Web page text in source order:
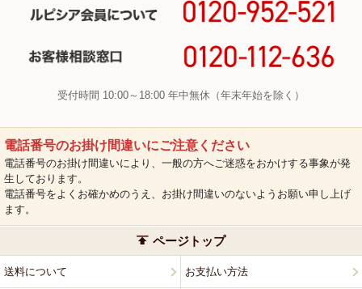
受付時間 10:00～18:00 年中無休（年末年始を除く）
電話番号のお掛け間違いにご注意ください
電話番号のお掛け間違いにより、一般の方へご迷惑をおかけする事象が発
生しております。
電話番号をよくお確かめのうえ、お掛け間違いのないようお願い申し上げ
ます。
ページトップ
送料について お支払い方法